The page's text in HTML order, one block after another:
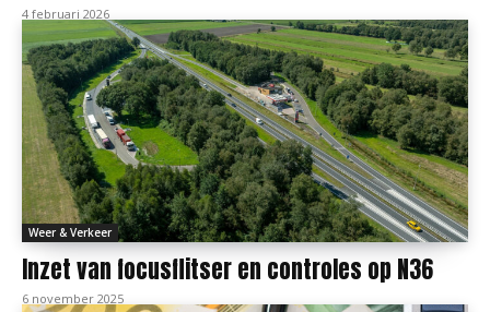
4 februari 2026
Weer & Verkeer
Inzet van focusflitser en controles op N36
6 november 2025